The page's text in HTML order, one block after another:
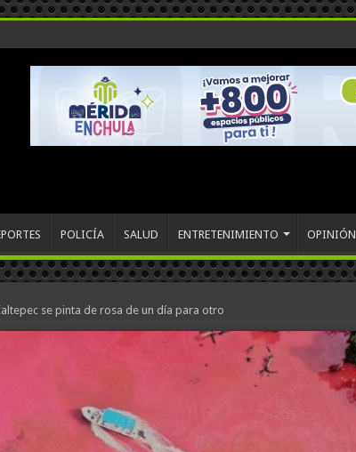
POLICÍA SALUD ENTRETENIMIENTO OPINIÓN
se pinta de rosa de un día para otro